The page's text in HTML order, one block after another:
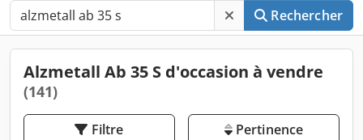
Rechercher
Alzmetall Ab 35 S d'occasion à vendre
(141)
Filtre Pertinence